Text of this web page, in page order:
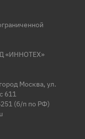
«ИННОТЕХ»
Москва, ул.
611
(б/п по РФ)